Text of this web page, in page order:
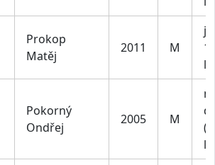
Prokop
Matěj
2011 M
Pokorný
Ondřej
2005 M